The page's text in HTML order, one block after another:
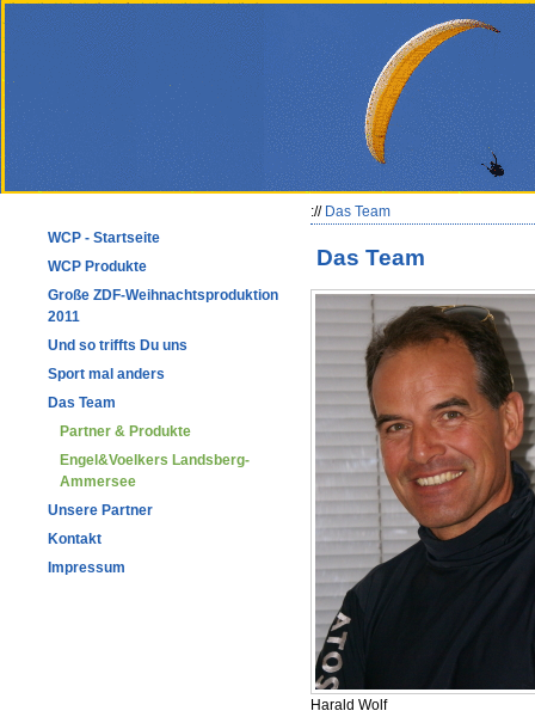
:// Das Team
Das Team
Harald Wolf
WCP - Startseite
WCP Produkte
Große ZDF-Weihnachtsproduktion
2011
Und so triffts Du uns
Sport mal anders
Das Team
Partner & Produkte
Engel&Voelkers Landsberg-
Ammersee
Unsere Partner
Kontakt
Impressum